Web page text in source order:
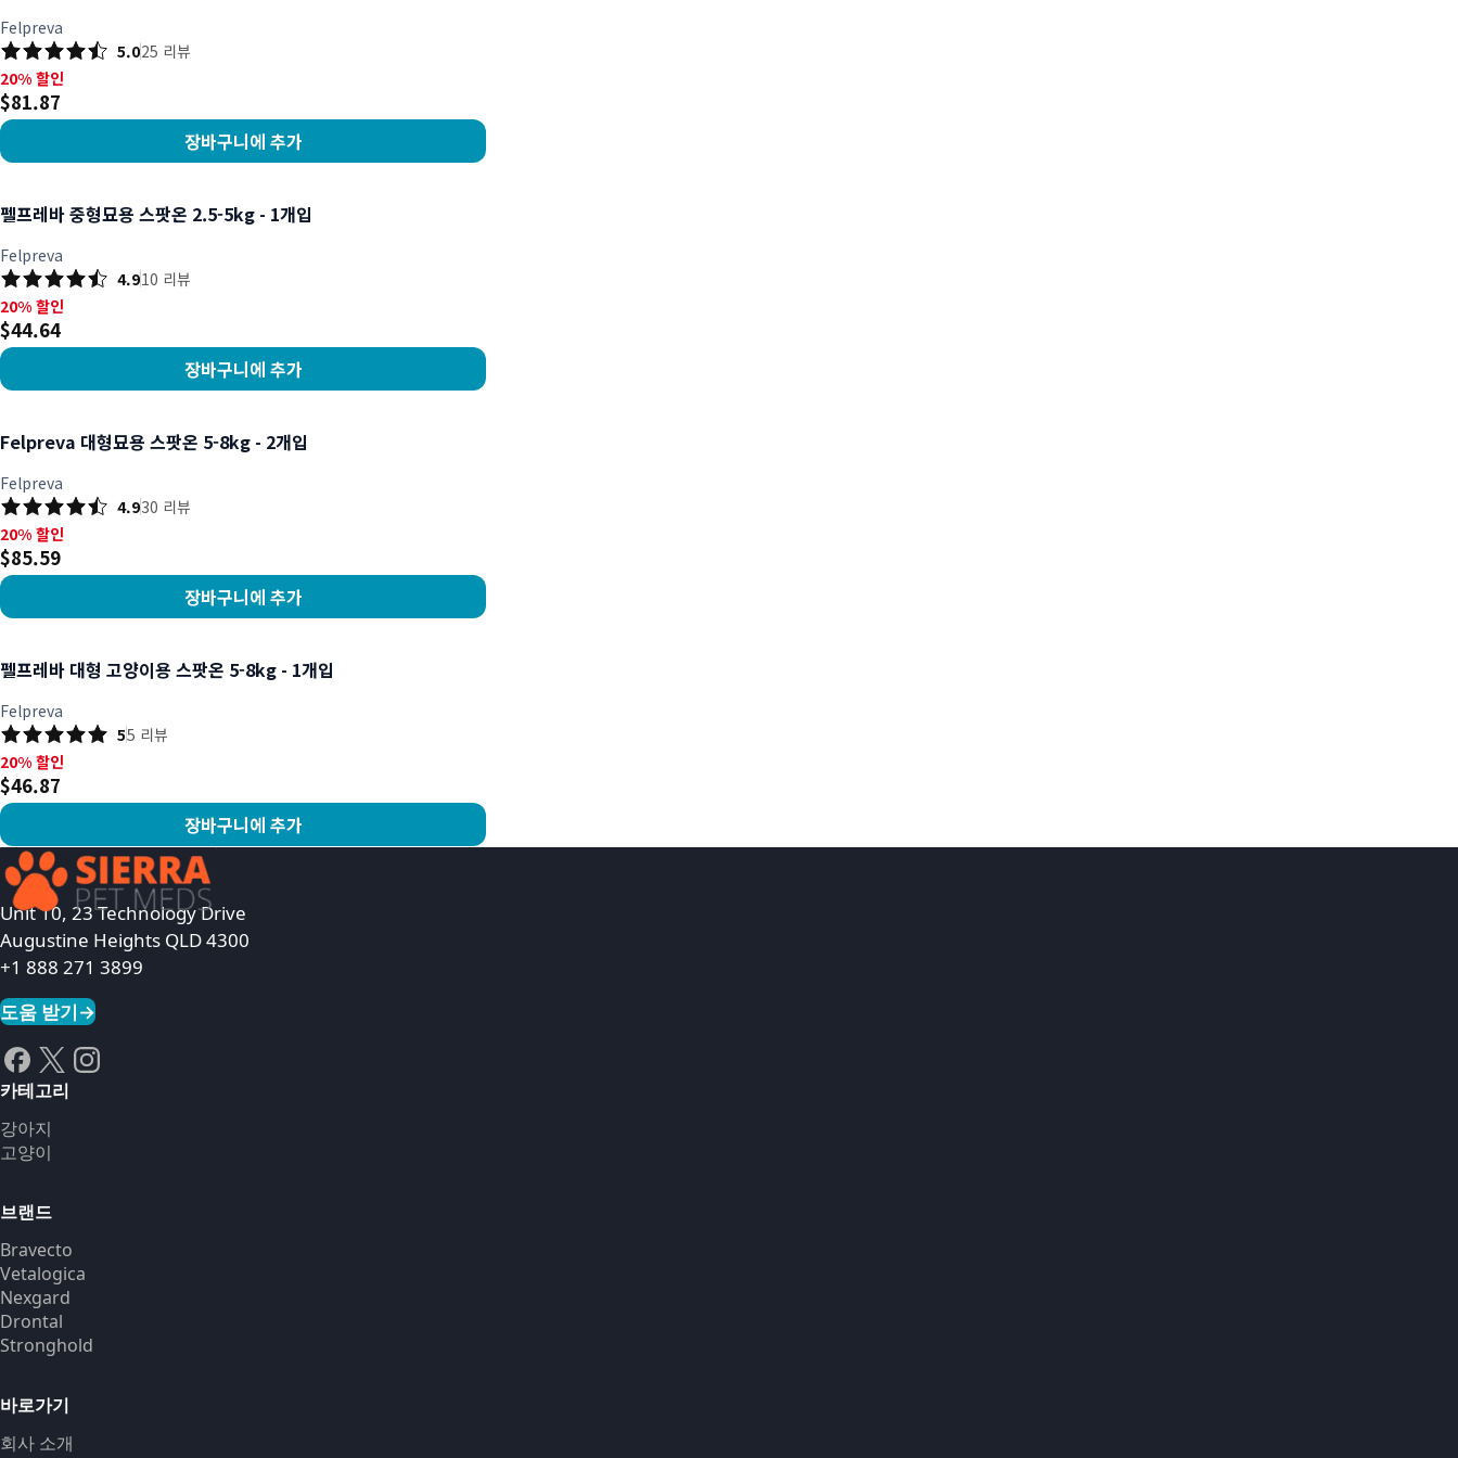
Felpreva
5.025 리뷰
20% 할인, $81.87
20% 할인
$81.87
장바구니에 추가
펠프레바 중형묘용 스팟온 2.5-5kg - 1개입
Felpreva
4.910 리뷰
20% 할인, $44.64
20% 할인
$44.64
장바구니에 추가
Felpreva 대형묘용 스팟온 5-8kg - 2개입
Felpreva
4.930 리뷰
20% 할인, $85.59
20% 할인
$85.59
장바구니에 추가
펠프레바 대형 고양이용 스팟온 5-8kg - 1개입
Felpreva
55 리뷰
20% 할인, $46.87
20% 할인
$46.87
장바구니에 추가
상품 보기
Unit 10, 23 Technology Drive
Augustine Heights QLD 4300
+1 888 271 3899
도움 받기→
카테고리
강아지
고양이
브랜드
Bravecto
Vetalogica
Nexgard
Drontal
Stronghold
바로가기
회사 소개